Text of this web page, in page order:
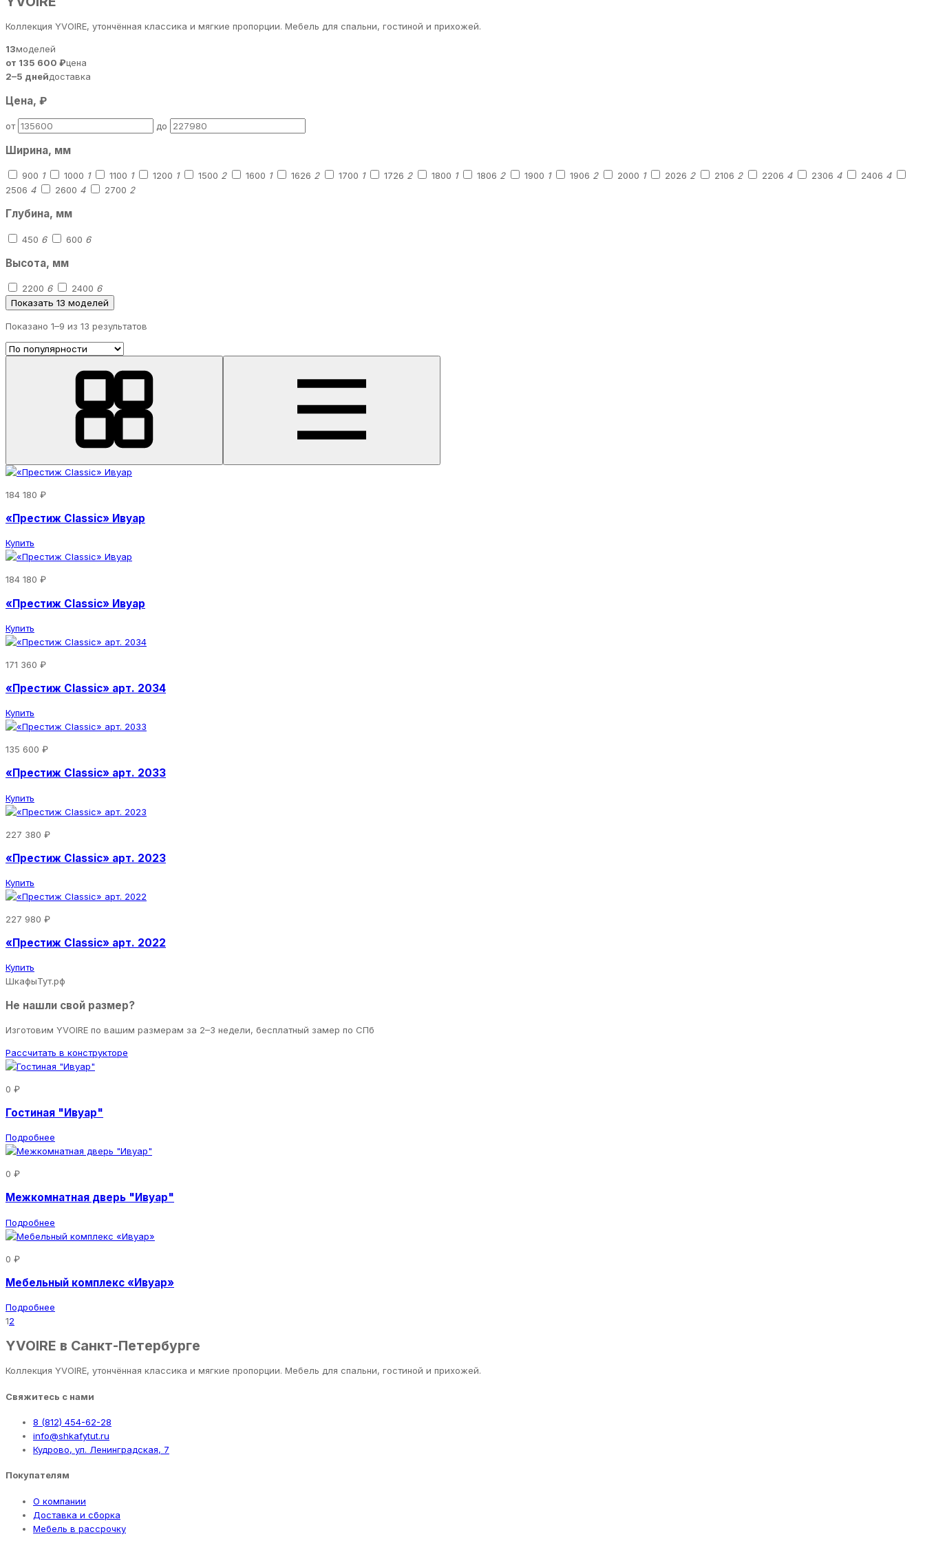
Коллекция YVOIRE, утончённая классика и мягкие пропорции. Мебель для спальни, гостиной и прихожей.
13моделей
от 135 600 ₽цена
2–5 днейдоставка
Цена, ₽
от до
Ширина, мм
900 1 1000 1 1100 1 1200 1 1500 2 1600 1 1626 2 1700 1 1726 2 1800 1 1806 2 1900 1 1906 2 2000 1 2026 2 2106 2 2206 4 2306 4 2406 4
2506 4 2600 4 2700 2
Глубина, мм
450 6 600 6
Высота, мм
2200 6 2400 6
Показать 13 моделей
Показано 1–9 из 13 результатов
184 180 ₽
«Престиж Classic» Ивуар
Купить
184 180 ₽
«Престиж Classic» Ивуар
Купить
171 360 ₽
«Престиж Classic» арт. 2034
Купить
135 600 ₽
«Престиж Classic» арт. 2033
Купить
227 380 ₽
«Престиж Classic» арт. 2023
Купить
227 980 ₽
«Престиж Classic» арт. 2022
Купить
ШкафыТут.рф
Не нашли свой размер?
Изготовим YVOIRE по вашим размерам за 2–3 недели, бесплатный замер по СПб
Рассчитать в конструкторе
0 ₽
Гостиная "Ивуар"
Подробнее
0 ₽
Межкомнатная дверь "Ивуар"
Подробнее
0 ₽
Мебельный комплекс «Ивуар»
Подробнее
12
YVOIRE в Санкт-Петербурге
Коллекция YVOIRE, утончённая классика и мягкие пропорции. Мебель для спальни, гостиной и прихожей.
Свяжитесь с нами
8 (812) 454-62-28
info@shkafytut.ru
Кудрово, ул. Ленинградская, 7
Покупателям
О компании
Доставка и сборка
Мебель в рассрочку